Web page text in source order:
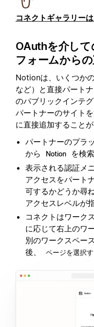
コネクトギャラリー
OAuthを介し
フォームから
Notionは、いくつか
など）と直接パート
のパブリックインテ
パートナーのサイト
に直接追加することが
パートナーのプラ
から
Notion
を検
表示される認証メ
アクセスをパート
可するかどうか尋
アクセスレベルが
コネクトはワーク
に応じて右上のワ
別のワークスペー
後、
ページを選択